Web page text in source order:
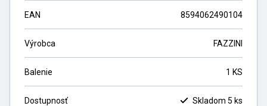
EAN 8594062490104
Výrobca FAZZINI
Balenie 1 KS
Dostupnosť Skladom 5 ks